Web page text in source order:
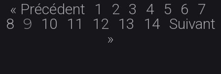
« Précédent 1 2 3 4 5 6 7
8 9 10 11 12 13 14 Suivant
»